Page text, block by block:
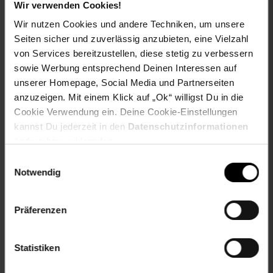
Wir verwenden Cookies!
Wir nutzen Cookies und andere Techniken, um unsere
Seiten sicher und zuverlässig anzubieten, eine Vielzahl
von Services bereitzustellen, diese stetig zu verbessern
sowie Werbung entsprechend Deinen Interessen auf
unserer Homepage, Social Media und Partnerseiten
anzuzeigen. Mit einem Klick auf „Ok“ willigst Du in die
Cookie Verwendung ein. Deine Cookie-Einstellungen
kannst Du jederzeit in den Datenschutzinformationen
Notwendig
Präferenzen
Statistiken
fallen auch serienmäßige Anwendungen wie
durch Sprachansage, vorinstallierter QR-Scanner oder NFC
Lieferumfang: 1x 4G Mobiltelefon, 1x Zusätzlicher
Akkudeckel ohne Notruftaste, 1x Li-Ion Akku, 1x
Bedienungsanleitung, 1x USB-C Kabel
Artikelnummer: 2596728000
Versandinformationen
Herstellerinformationen